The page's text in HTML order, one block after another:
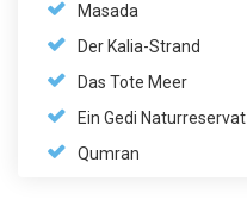
Masada
Der Kalia-Strand
Das Tote Meer
Ein Gedi Naturreservat
Qumran